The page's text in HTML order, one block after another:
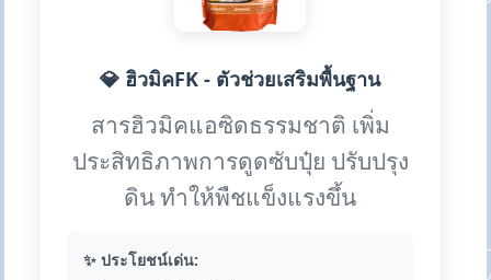
💎 ฮิวมิคFK - ตัวช่วยเสริมพื้นฐาน
สารฮิวมิคแอซิดธรรมชาติ เพิ่ม
ประสิทธิภาพการดูดซับปุ๋ย ปรับปรุง
ดิน ทำให้พืชแข็งแรงขึ้น
✨ ประโยชน์เด่น: